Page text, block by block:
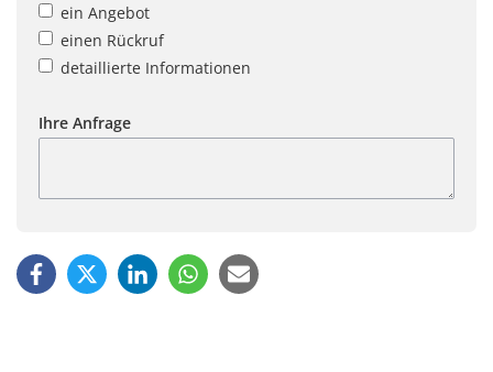
ein Angebot
einen Rückruf
detaillierte Informationen
Ihre Anfrage